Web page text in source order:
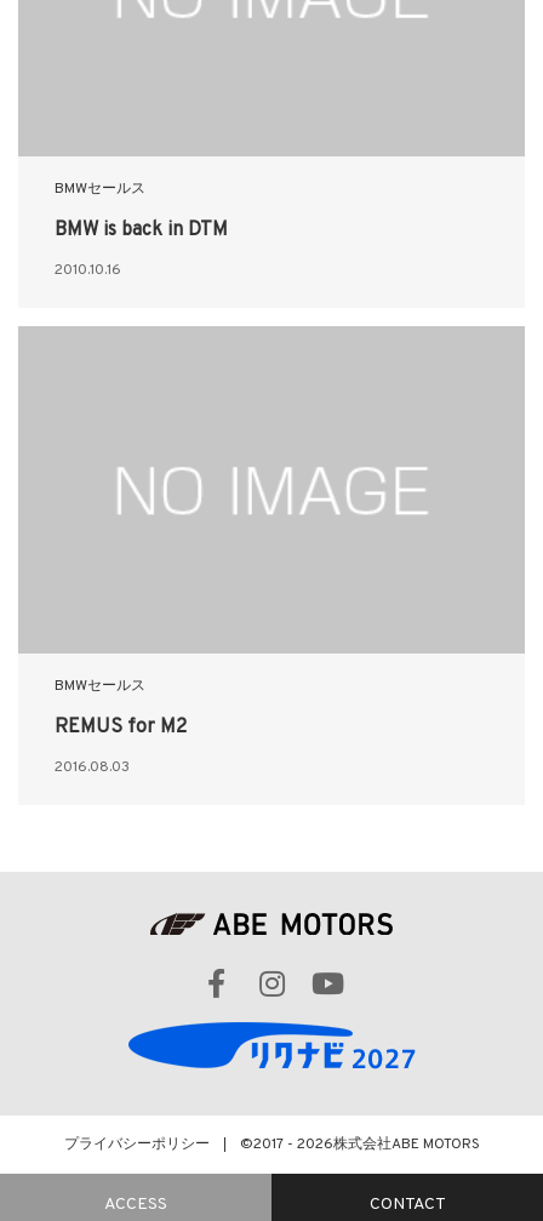
BMWセールス
BMW is back in DTM
2010.10.16
BMWセールス
REMUS for M2
2016.08.03
プライバシーポリシー ©2017 - 2026株式会社ABE MOTORS
ACCESS CONTACT